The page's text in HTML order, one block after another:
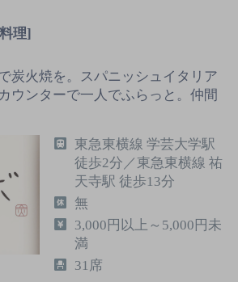
理]
炭火焼を。スパニッシュイタリア
ウンターで一人でふらっと。仲間
東急東横線 学芸大学駅
徒歩2分／東急東横線 祐
天寺駅 徒歩13分
無
3,000円以上～5,000円未
満
31席